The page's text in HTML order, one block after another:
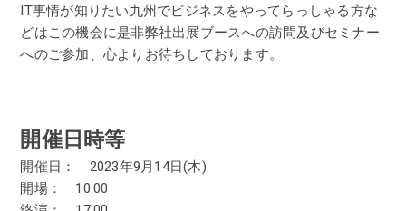
IT事情が知りたい九州でビジネスをやってらっしゃる方な
どはこの機会に是非弊社出展ブースへの訪問及びセミナー
へのご参加、心よりお待ちしております。
開催日時等
開催日： 2023年9月14日(木)
開場： 10:00